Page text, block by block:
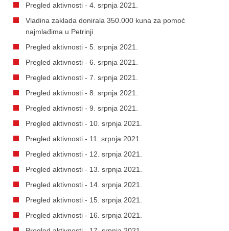
Pregled aktivnosti - 4. srpnja 2021.
Vladina zaklada donirala 350.000 kuna za pomoć
najmlađima u Petrinji
Pregled aktivnosti - 5. srpnja 2021.
Pregled aktivnosti - 6. srpnja 2021.
Pregled aktivnosti - 7. srpnja 2021.
Pregled aktivnosti - 8. srpnja 2021.
Pregled aktivnosti - 9. srpnja 2021.
Pregled aktivnosti - 10. srpnja 2021.
Pregled aktivnosti - 11. srpnja 2021.
Pregled aktivnosti - 12. srpnja 2021.
Pregled aktivnosti - 13. srpnja 2021.
Pregled aktivnosti - 14. srpnja 2021.
Pregled aktivnosti - 15. srpnja 2021.
Pregled aktivnosti - 16. srpnja 2021.